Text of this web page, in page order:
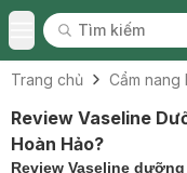
Toggle Menu
Tìm kiếm
Tìm kiếm
Trang chủ Cẩm nang
Review Vaseline
Hoàn Hảo?
Review Vaseline